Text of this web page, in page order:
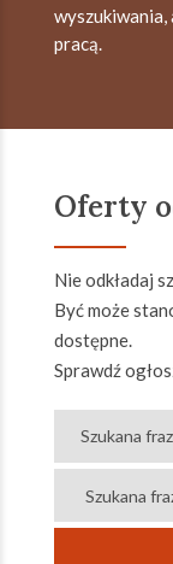
wyszukiwania,
pracą.
Oferty
Nie odkładaj
Być może
dostępne.
Sprawdź